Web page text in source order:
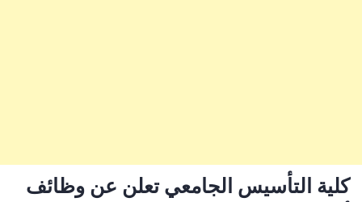
كلية التأسيس الجامعي تعلن عن وظائف